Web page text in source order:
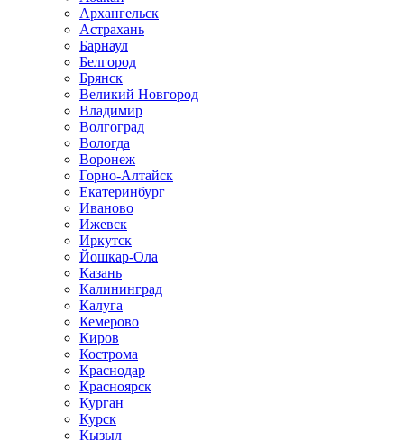
Архангельск
Астрахань
Барнаул
Белгород
Брянск
Великий Новгород
Владимир
Волгоград
Вологда
Воронеж
Горно-Алтайск
Екатеринбург
Иваново
Ижевск
Иркутск
Йошкар-Ола
Казань
Калининград
Калуга
Кемерово
Киров
Кострома
Краснодар
Красноярск
Курган
Курск
Кызыл